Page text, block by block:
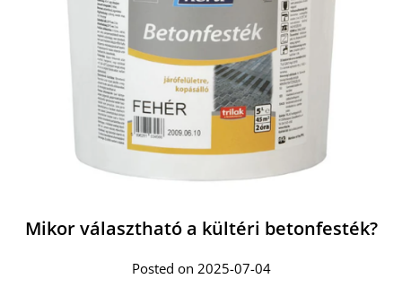
Mikor választható a kültéri betonfesték?
Posted on 2025-07-04